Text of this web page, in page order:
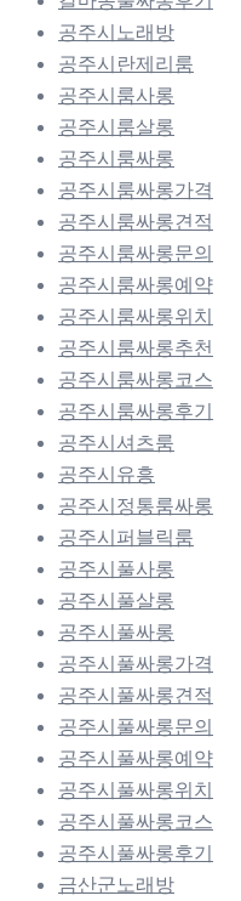
공주시노래방
공주시란제리룸
공주시룸사롱
공주시룸살롱
공주시룸싸롱
공주시룸싸롱가격
공주시룸싸롱견적
공주시룸싸롱문의
공주시룸싸롱예약
공주시룸싸롱위치
공주시룸싸롱추천
공주시룸싸롱코스
공주시룸싸롱후기
공주시셔츠룸
공주시유흥
공주시정통룸싸롱
공주시퍼블릭룸
공주시풀사롱
공주시풀살롱
공주시풀싸롱
공주시풀싸롱가격
공주시풀싸롱견적
공주시풀싸롱문의
공주시풀싸롱예약
공주시풀싸롱위치
공주시풀싸롱코스
공주시풀싸롱후기
금산군노래방